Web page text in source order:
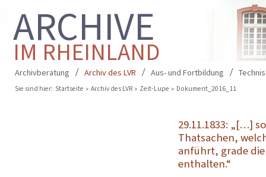
ARCHIVE
IM RHEINLAND
Archivberatung Archiv des LVR Aus- und Fortbildung
Sie sind hier: Startseite Archiv des LVR Zeit-Lupe Dokument_2016_11
29.11.1833: „[…]
Thatsachen,
anführt, grade
enthalten.“